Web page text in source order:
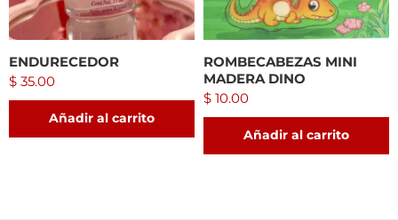
ENDURECEDOR
$ 35.00
Añadir al carrito
ROMBECABEZAS MINI
MADERA DINO
$ 10.00
Añadir al carrito